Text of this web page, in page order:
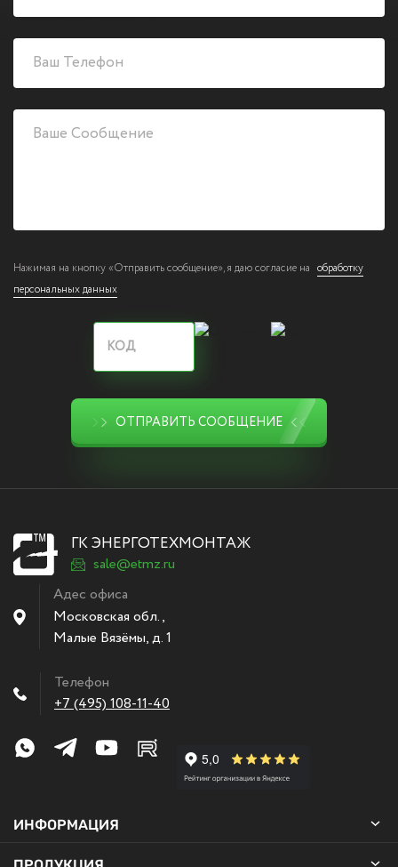
Нажимая на кнопку «Отправить сообщение», я даю согласие на обработку
персональных данных
ОТПРАВИТЬ СООБЩЕНИЕ
ГК ЭНЕРГОТЕХМОНТАЖ
sale@etmz.ru
Адес офиса
Московская обл.,
Малые Вязёмы,д. 1
Телефон
+7 (495) 108-11-40
ИНФОРМАЦИЯ